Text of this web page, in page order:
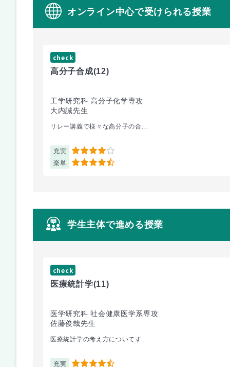
オンライン中心で受けられる授業
check
高分子合成(12)
工学研究科 高分子化学専攻
大内誠先生
リレー講義で様々な高分子の合...
充実 4
楽単 4.5
学生主体で進める授業
check
医療統計学(11)
医学研究科 社会健康医学系専攻
佐藤俊哉先生
医療統計学の考え方についてす...
充実 4.5